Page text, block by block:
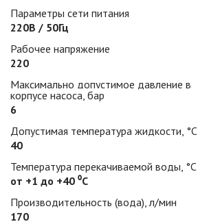
Параметры сети питания
220В / 50Гц
Рабочее напряжение
220
Максимально допустимое давление в
корпусе насоса, бар
6
Допустимая температура жидкости, °С
40
Температура перекачиваемой воды, °С
от +1 до +40 ⁰С
Производительность (вода), л/мин
170